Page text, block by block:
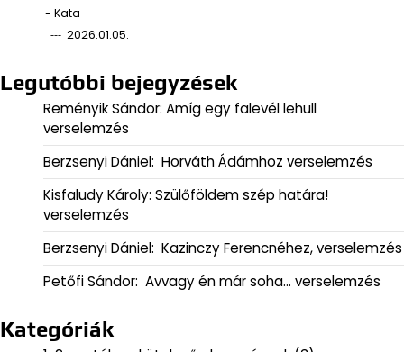
- Kata
2026.01.05.
Legutóbbi bejegyzések
Reményik Sándor: Amíg egy falevél lehull
verselemzés
Berzsenyi Dániel: Horváth Ádámhoz verselemzés
Kisfaludy Károly: Szülőföldem szép határa!
verselemzés
Berzsenyi Dániel: Kazinczy Ferencnéhez, verselemzés
Petőfi Sándor: Avvagy én már soha… verselemzés
Kategóriák